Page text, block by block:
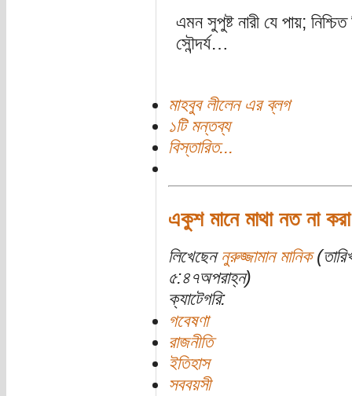
এমন সুপুষ্ট নারী যে পায়;
সৌন্দর্য…
মাহবুব লীলেন এর ব্লগ
১টি মন্তব্য
বিস্তারিত...
একুশ মানে মাথা নত না করা
লিখেছেন নুরুজ্জামান মানিক
৫:৪৭অপরাহ্ন)
ক্যাটেগরি:
গবেষণা
রাজনীতি
ইতিহাস
সববয়সী